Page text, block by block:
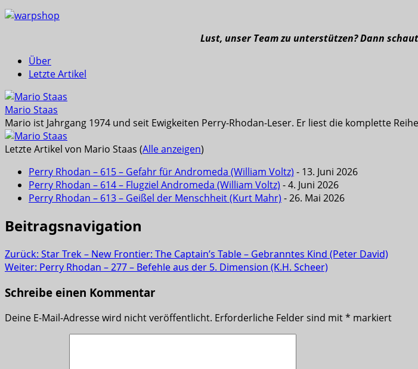
Lust, unser Team zu unterstützen? Dann
Über
Letzte Artikel
Mario Staas
Mario ist Jahrgang 1974 und seit Ewigkeiten Perry-Rhodan-Leser. Er liest die komplette
Letzte Artikel von Mario Staas (Alle anzeigen)
Perry Rhodan – 615 – Gefahr für Andromeda (William Voltz) - 13. Juni 2026
Perry Rhodan – 614 – Flugziel Andromeda (William Voltz) - 4. Juni 2026
Perry Rhodan – 613 – Geißel der Menschheit (Kurt Mahr) - 26. Mai 2026
Beitragsnavigation
Zurück: Star Trek – New Frontier: The Captain’s Table – Gebranntes Kind (Peter David)
Weiter: Perry Rhodan – 277 – Befehle aus der 5. Dimension (K.H. Scheer)
Schreibe einen Kommentar
Deine E-Mail-Adresse wird nicht veröffentlicht. Erforderliche Felder sind mit* markiert